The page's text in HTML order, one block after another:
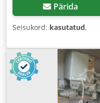
Pärida
Seisukord: kasutatud,